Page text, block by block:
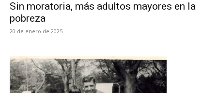
Sin moratoria, más adultos mayores en la
pobreza
20 de enero de 2025